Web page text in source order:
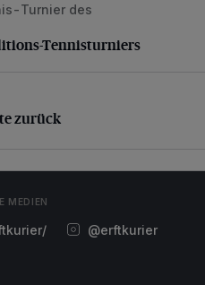
Tennisturniers
Turnier des
Tennisturniers
zurück
zurück
MEDIEN
@erftkurier